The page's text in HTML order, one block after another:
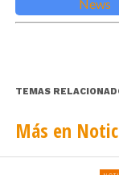
TEMAS
Más en